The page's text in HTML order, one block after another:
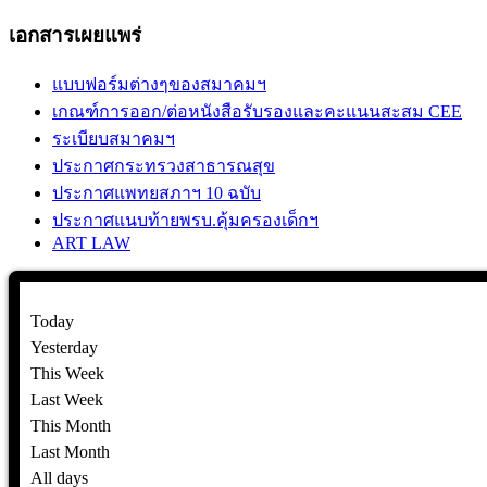
เอกสารเผยแพร่
แบบฟอร์มต่างๆของสมาคมฯ
เกณฑ์การออก/ต่อหนังสือรับรองและคะแนนสะสม CEE
ระเบียบสมาคมฯ
ประกาศกระทรวงสาธารณสุข
ประกาศแพทยสภาฯ 10 ฉบับ
ประกาศแนบท้ายพรบ.คุ้มครองเด็กฯ
ART LAW
Today
Yesterday
This Week
Last Week
This Month
Last Month
All days